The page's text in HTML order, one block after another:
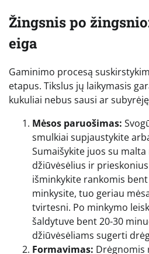
Žingsnis po
eiga
Gaminimo procesą
etapus. Tikslus jų laikymasis
kukuliai nebus sausi ar
Mėsos paruošimas:
smulkiai supjaustykite
Sumaišykite juos su
džiūvėsėlius ir
išminkykite rankomis
minkysite, tuo geriau
tvirtesni. Po minkymo
šaldytuve bent 20-30
džiūvėsėliams sugerti
Formavimas: Drėgnomis